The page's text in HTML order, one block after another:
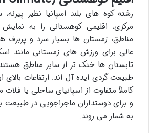
رشته کوه های بلند اسپانیا نظیر
مرکزی، اقلیمی کوهستانی را به
مناطق، زمستان ها بسیار سرد و
عالی برای ورزش های زمستانی مانند
تابستان ها خنک تر از سایر مناطق
طبیعت گردی ایده آل اند. ارتفاعات بالای
کاملاً متفاوت از اسپانیای ساحلی یا
و برای دوستداران ماجراجویی در طبیعت
به شمار می روند.